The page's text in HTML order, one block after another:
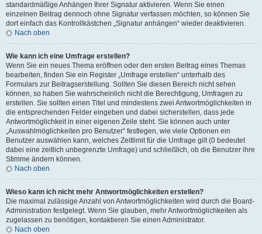
standardmäßige Anhängen Ihrer Signatur aktivieren. Wenn Sie einen
einzelnen Beitrag dennoch ohne Signatur verfassen möchten, so können Sie
dort einfach das Kontrollkästchen „Signatur anhängen“ wieder deaktivieren.
Nach oben
Wie kann ich eine Umfrage erstellen?
Wenn Sie ein neues Thema eröffnen oder den ersten Beitrag eines Themas
bearbeiten, finden Sie ein Register „Umfrage erstellen“ unterhalb des
Formulars zur Beitragserstellung. Sollten Sie diesen Bereich nicht sehen
können, so haben Sie wahrscheinlich nicht die Berechtigung, Umfragen zu
erstellen. Sie sollten einen Titel und mindestens zwei Antwortmöglichkeiten in
die entsprechenden Felder eingeben und dabei sicherstellen, dass jede
Antwortmöglichkeit in einer eigenen Zeile steht. Sie können auch unter
„Auswahlmöglichkeiten pro Benutzer“ festlegen, wie viele Optionen ein
Benutzer auswählen kann, welches Zeitlimit für die Umfrage gilt (0 bedeutet
dabei eine zeitlich unbegrenzte Umfrage) und schließlich, ob die Benutzer ihre
Stimme ändern können.
Nach oben
Wieso kann ich nicht mehr Antwortmöglichkeiten erstellen?
Die maximal zulässige Anzahl von Antwortmöglichkeiten wird durch die Board-
Administration festgelegt. Wenn Sie glauben, mehr Antwortmöglichkeiten als
zugelassen zu benötigen, kontaktieren Sie einen Administrator.
Nach oben